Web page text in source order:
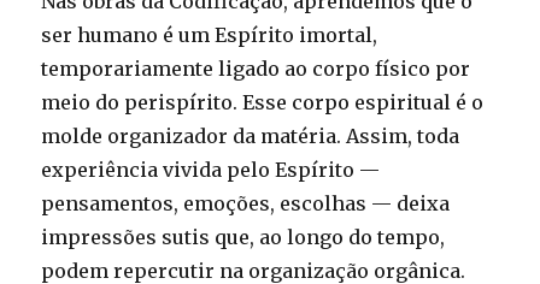
ser humano é um Espírito imortal,
temporariamente ligado ao corpo físico por
meio do perispírito. Esse corpo espiritual é o
molde organizador da matéria. Assim, toda
experiência vivida pelo Espírito —
pensamentos, emoções, escolhas — deixa
impressões sutis que, ao longo do tempo,
podem repercutir na organização orgânica.